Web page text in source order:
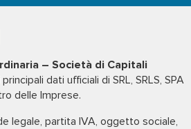
– Società di Capitali
dati ufficiali di SRL, SRLS, SPA
delle Imprese.
legale, partita IVA, oggetto sociale,